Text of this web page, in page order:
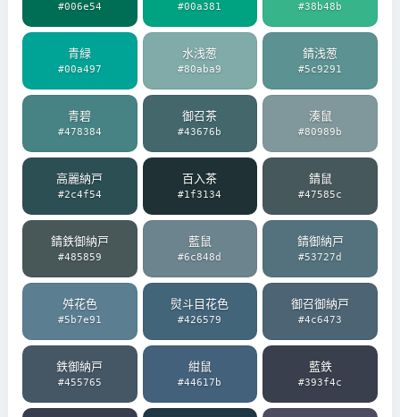
#006e54 #00a381 #38b48b
青緑
#00a497
水浅葱
#80aba9
錆浅葱
#5c9291
青碧
#478384
御召茶
#43676b
湊鼠
#80989b
高麗納戸
#2c4f54
百入茶
#1f3134
錆鼠
#47585c
錆鉄御納戸
#485859
藍鼠
#6c848d
錆御納戸
#53727d
舛花色
#5b7e91
熨斗目花色
#426579
御召御納戸
#4c6473
鉄御納戸
#455765
紺鼠
#44617b
藍鉄
#393f4c